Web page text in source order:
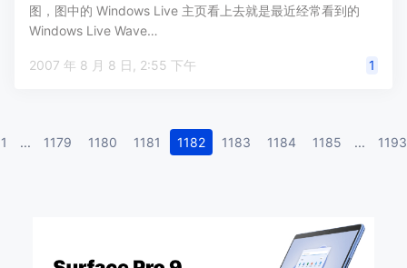
图，图中的 Windows Live 主页看上去就是最近经常看到的
Windows Live Wave…
2007 年 8 月 8 日, 2:55 下午 1
1 ... 1179 1180 1181 1182 1183 1184 1185 ... 1193